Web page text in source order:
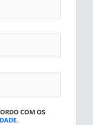
COM OS